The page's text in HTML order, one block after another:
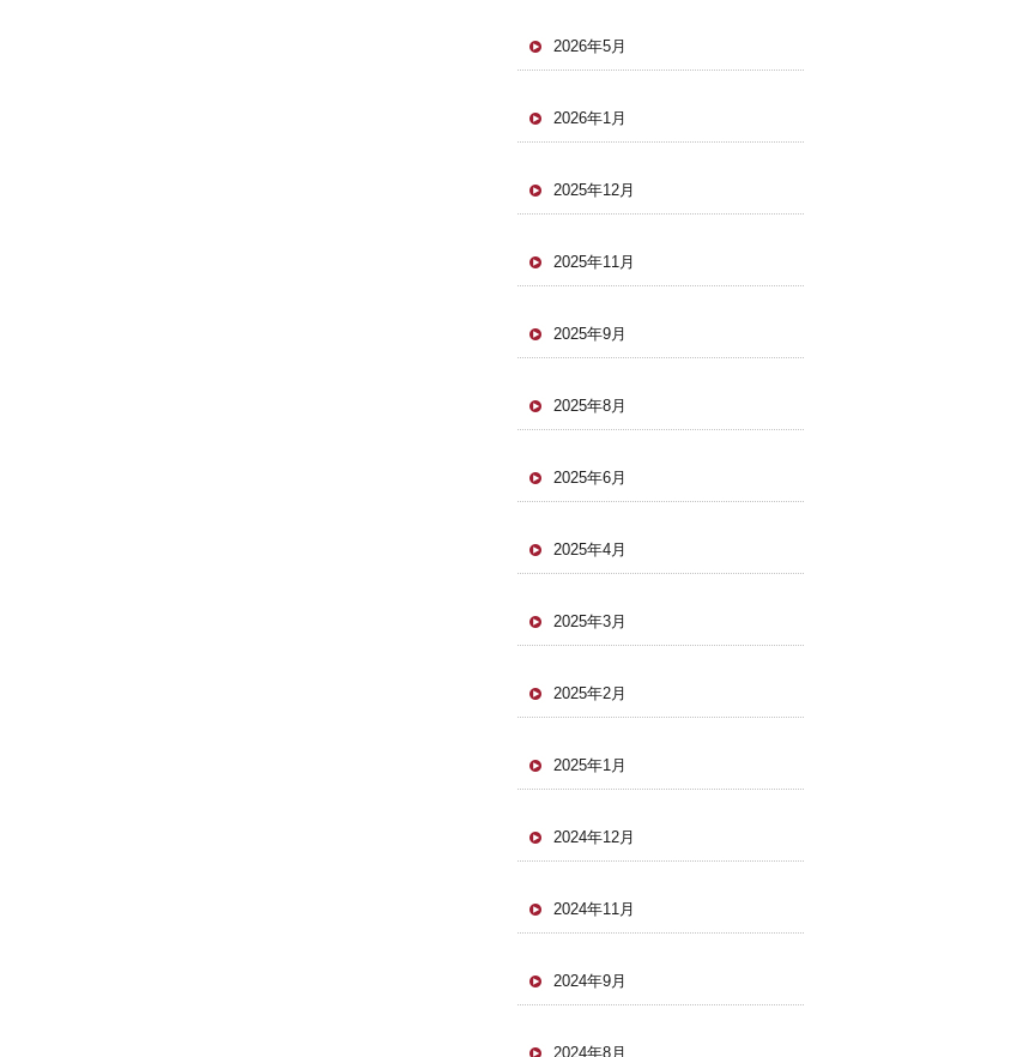
2026年5月
2026年1月
2025年12月
2025年11月
2025年9月
2025年8月
2025年6月
2025年4月
2025年3月
2025年2月
2025年1月
2024年12月
2024年11月
2024年9月
2024年8月